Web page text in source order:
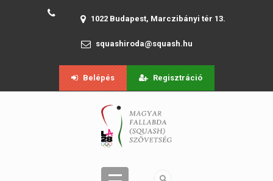
1022 Budapest, Marczibányi tér 13.
squashiroda@squash.hu
Belépés Regisztráció